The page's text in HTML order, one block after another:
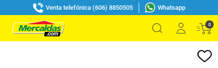
Venta telefónica (606) 8850505 Whatsapp
0